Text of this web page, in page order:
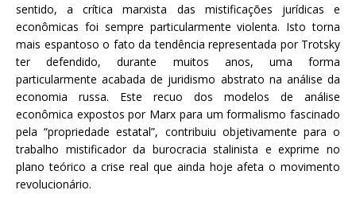
sentido, a crítica marxista das mistificações jurídicas e
econômicas foi sempre particularmente violenta. Isto torna
mais espantoso o fato da tendência representada por Trotsky
ter defendido, durante muitos anos, uma forma
particularmente acabada de juridismo abstrato na análise da
economia russa. Este recuo dos modelos de análise
econômica expostos por Marx para um formalismo fascinado
pela “propriedade estatal”, contribuiu objetivamente para o
trabalho mistificador da burocracia stalinista e exprime no
plano teórico a crise real que ainda hoje afeta o movimento
revolucionário.